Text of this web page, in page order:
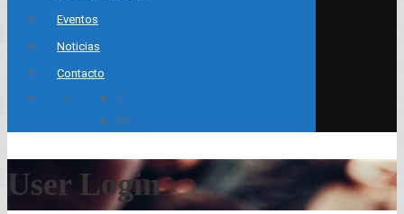
Eventos
Noticias
Contacto
User Login